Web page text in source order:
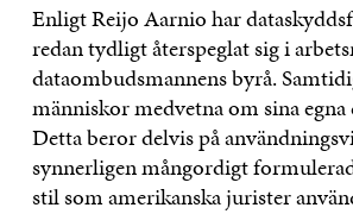
Enligt Reijo Aarnio har
redan tydligt återspeglat sig i
dataombudsmannens byrå.
människor medvetna om sina
Detta beror delvis på
synnerligen mångordigt
stil som amerikanska jurister